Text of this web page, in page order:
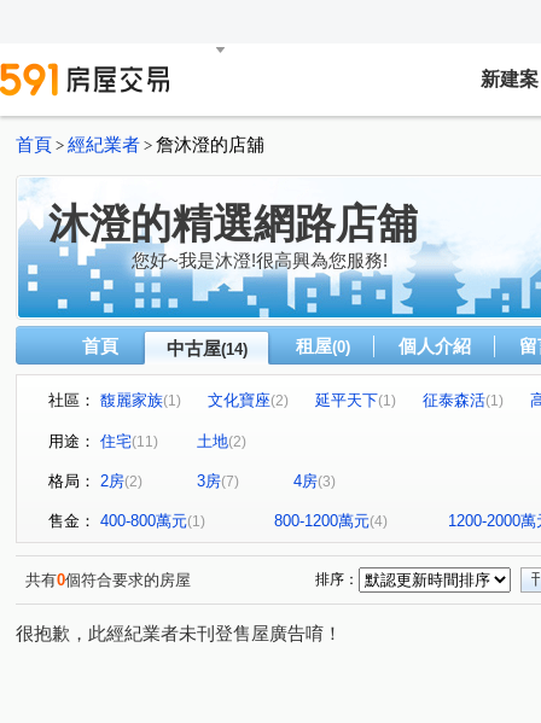
新建案
首頁 > 經紀業者 > 詹沐澄的店舖
沐澄的精選網路店舖
您好~我是沐澄!很高興為您服務!
首頁 中古屋(14) 租屋(0) 個人介紹
社區： 馥麗家族(1) 文化寶座(2) 延平天下(1) 征泰森活(1)
礁溪凱悅 2
皇家社區
大忠路
泰山路 中山路五段
用途： 住宅(11) 土地(2)
格局： 2房(2) 3房(7) 4房(3)
售金： 400-800萬元(1) 800-1200萬元(4) 1200-2000萬
共有0個符合要求的房屋 排序：
很抱歉，此經紀業者未刊登售屋廣告唷！